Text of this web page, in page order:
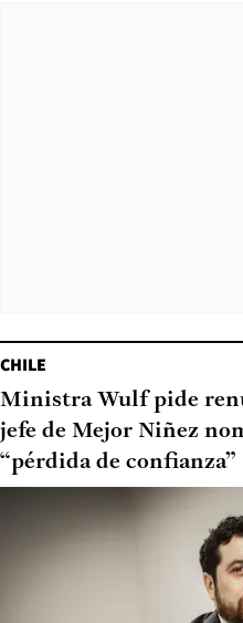
CHILE
Ministra Wulf pide
jefe de Mejor Niñez
“pérdida de confianza”